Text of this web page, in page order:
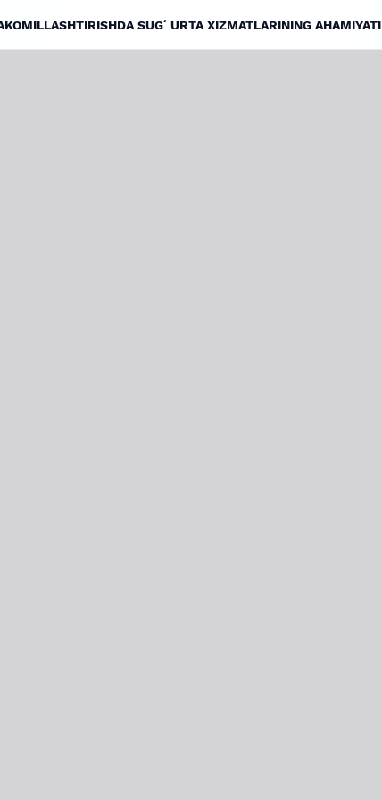
SUGʻURTA XIZMATLARINING AHAMIYATI